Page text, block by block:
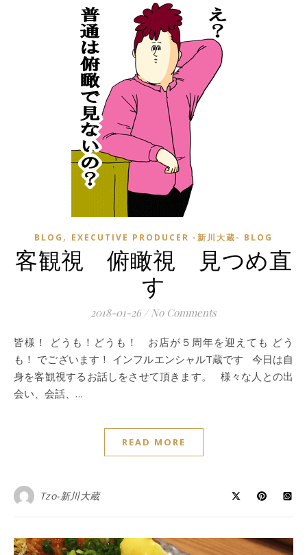
BLOG , EXECUTIVE PRODUCER -新川大蔵- BLOG
客観視 俯瞰視 見つめ直
す
2018-01-26 / No Comments
皆様！ どうも！どうも！ お店が５周年を迎えても どう
も！ でございます！ インフルエンシャルT蔵です 今日は自
身を客観視するお話しをさせて頂きます。 様々な人との出
会い、会話、…
READ MORE
Tzo-新川大蔵